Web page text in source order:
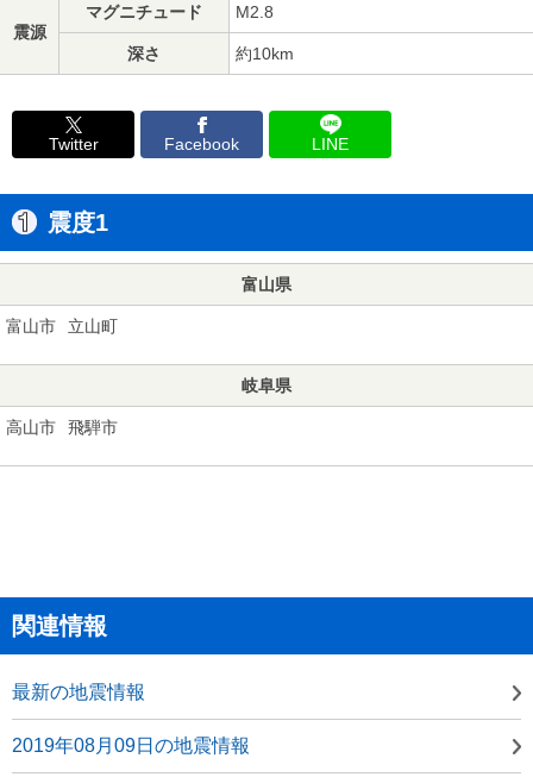
震源
マグニチュード M2.8
深さ 約10km
Twitter Facebook LINE
震度1
富山県
富山市 立山町
岐阜県
高山市 飛騨市
関連情報
最新の地震情報
2019年08月09日の地震情報